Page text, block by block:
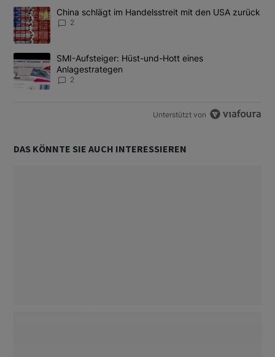
Das Folgende ist eine Liste der am meisten kommentierten
Ein Trendartikel mit dem Titel "China schlägt im Handelsstreit
China schlägt im Handelsstreit mit den USA zurück
2
Ein Trendartikel mit dem Titel "SMI-Aufsteiger: Hüst-und-Hott
SMI-Aufsteiger: Hüst-und-Hott eines
Anlagestrategen
2
Unterstützt von
DAS KÖNNTE SIE AUCH INTERESSIEREN